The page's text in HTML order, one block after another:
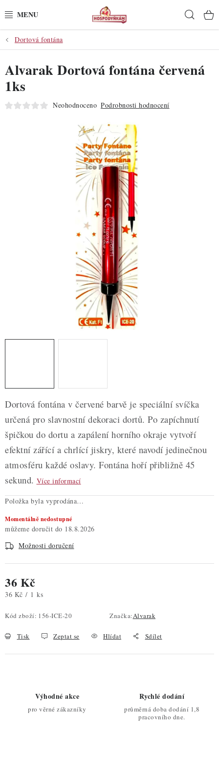
na
POTŘEBY
POMŮCKY
SUROVINY
TÉMATICKÉ PRODUKTY
Hodnocení obchodu
Blog
Moje objednávka
Podmínky ochrany osobních údajů
Dortová fontána
Dortová fontána v červené barvě je speciální svíčka
určená pro slavnostní dekoraci dortů. Po zapíchnutí
špičkou do dortu a zapálení horního okraje vytvoří
efektní zářící a chrlící jiskry, které navodí jedinečnou
atmosféru každé oslavy. Fontána hoří přibližně 45
sekund. Více informací
Položka byla vyprodána…
Momentálně nedostupné
18.8.2026
Možnosti doručení
36 Kč
Měrná cena:
36 Kč / 1 ks
Kód zboží: 156-ICE-20 Značka:Alvarak
Tisk Zeptat se Hlídat Sdílet
Alvarak Dortová fontána červená
1ks
Neohodnoceno Podrobnosti hodnocení
Výhodné akce
pro věrné zákazníky
Rychlé dodání
průměrná doba dodání 1,8
pracovního dne.